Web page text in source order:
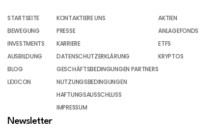
STARTSEITE
BEWEGUNG
INVESTMENTS
AUSBILDUNG
BLOG
LEXICON
KONTAKTIERE UNS
PRESSE
KARRIERE
DATENSCHUTZERKLÄRUNG
GESCHÄFTSBEDINGUNGEN PARTNERS
NUTZUNGSBEDINGUNGEN
HAFTUNGSAUSSCHLUSS
IMPRESSUM
AKTIEN
ANLAGEFONDS
ETFS
KRYPTOS
Newsletter